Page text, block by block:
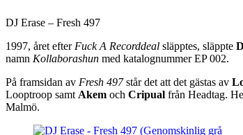
DJ Erase – Fresh 497
1997, året efter Fuck A Recorddeal släpptes, släppte
namn Kollaborashun med katalognummer EP 002.
På framsidan av Fresh 497står det att det gästas av
Looptroop samt Akem och Cripual från Headtag.
Malmö.